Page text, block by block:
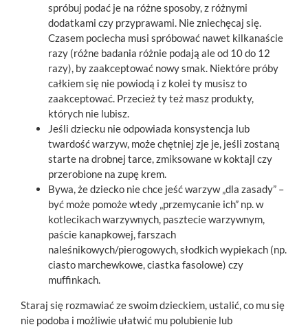
spróbuj podać je na różne sposoby, z różnymi
dodatkami czy przyprawami. Nie zniechęcaj się.
Czasem pociecha musi spróbować nawet kilkanaście
razy (różne badania różnie podają ale od 10 do 12
razy), by zaakceptować nowy smak. Niektóre próby
całkiem się nie powiodą i z kolei ty musisz to
zaakceptować. Przecież ty też masz produkty,
których nie lubisz.
Jeśli dziecku nie odpowiada konsystencja lub
twardość warzyw, może chętniej zje je, jeśli zostaną
starte na drobnej tarce, zmiksowane w koktajl czy
przerobione na zupę krem.
Bywa, że dziecko nie chce jeść warzyw „dla zasady” –
być może pomoże wtedy „przemycanie ich” np. w
kotlecikach warzywnych, pasztecie warzywnym,
paście kanapkowej, farszach
naleśnikowych/pierogowych, słodkich wypiekach (np.
ciasto marchewkowe, ciastka fasolowe) czy
muffinkach.
Staraj się rozmawiać ze swoim dzieckiem, ustalić, co mu się
nie podoba i możliwie ułatwić mu polubienie lub